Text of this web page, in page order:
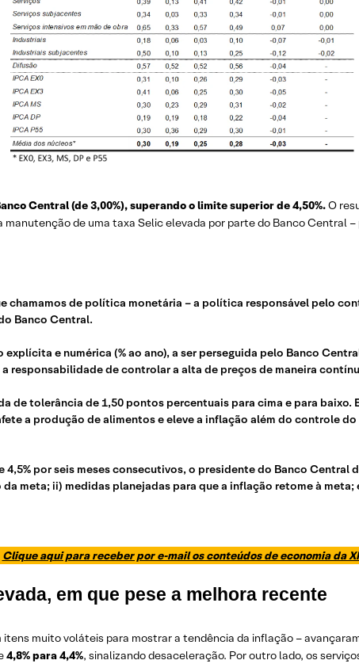
Central (de 3,00%), superando o limite superior de 4,50%.O
de uma taxa Selic elevada por parte do Banco Central –
chamamos de política monetária – a política responsável pelo
Banco Central.
e numérica (% ao ano), a ser perseguida pelo Banco
responsabilidade de controlar a alta de preços de maneira
de tolerância de 1,50 pontos percentuais para cima e para baixo.
a produção de alimentos e eleve a inflação além do controle
por seis meses consecutivos, o presidente do Banco Central
meta; ii) medidas planejadas para que a inflação retome à
Clique aqui para receber por e-mail os conteúdos de economia da
em que pese a melhora recente
itens muito voláteis para mostrar a tendência da inflação –
4,8% para 4,4%, sinalizando desaceleração. Por outro lado, os